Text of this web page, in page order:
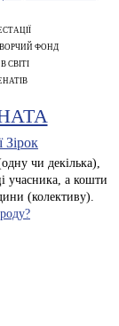
ФОНД
СВІТІ
чи декілька),
учасника, а кошти
(колективу).